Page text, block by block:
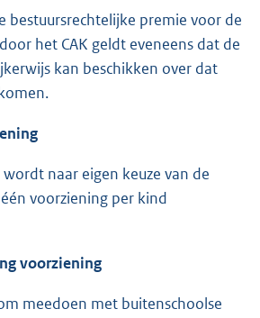
bestuursrechtelijke premie voor de
het CAK geldt eveneens dat de
kan beschikken over dat
naar eigen keuze van de
voorziening per kind
voorziening
meedoen met buitenschoolse